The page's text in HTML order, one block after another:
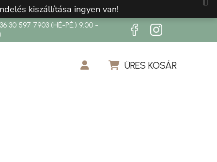
kiszállítása ingyen van!
30 597 7903 (HÉ-PÉ:) 9:00 -
ÜRES KOSÁR